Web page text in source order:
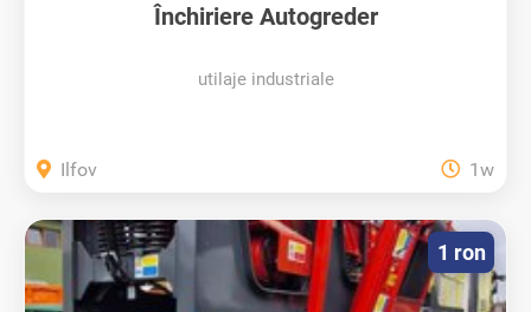
Închiriere Autogreder
utilaje industriale
Ilfov 1w
1 ron